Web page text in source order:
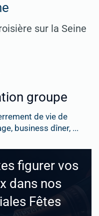
sur la Seine
groupe
de vie de
business dîner, ...
figurer vos
dans nos
Fêtes